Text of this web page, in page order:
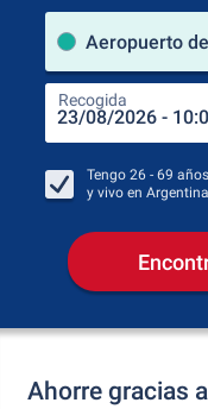
Aeropuerto
Recogida
Tengo 26 - 69 años
y vivo en Argentina
Ahorre gracias